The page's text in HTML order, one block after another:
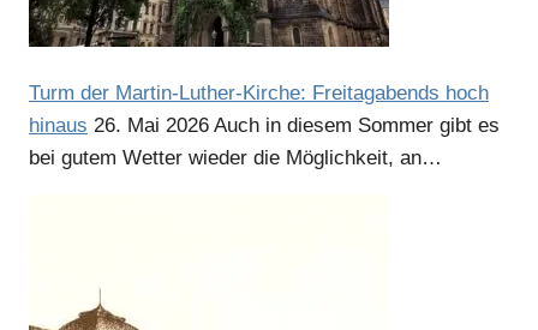
Turm der Martin-Luther-Kirche: Freitagabends hoch
hinaus 26. Mai 2026 Auch in diesem Sommer gibt es
bei gutem Wetter wieder die Möglichkeit, an…